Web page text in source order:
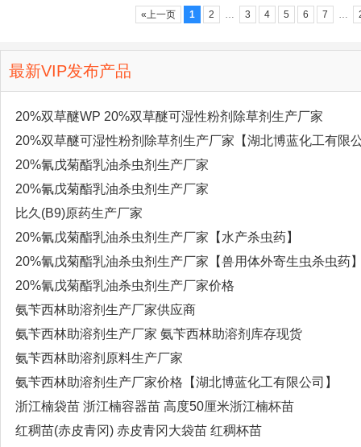
«上一页 1 2 … 3 4 5 6 7 …
最新VIP发布产品
20%双草醚WP 20%双草醚可湿性粉剂除草剂生产厂家
20%双草醚可湿性粉剂除草剂生产厂家【湖北博蓝化工有限
20%氰戊菊酯乳油杀虫剂生产厂家
20%氰戊菊酯乳油杀虫剂生产厂家
比久(B9)原药生产厂家
20%氰戊菊酯乳油杀虫剂生产厂家【水产杀虫药】
20%氰戊菊酯乳油杀虫剂生产厂家【兽用体外寄生虫杀虫药
20%氰戊菊酯乳油杀虫剂生产厂家价格
氨苄西林助溶剂生产厂家供应商
氨苄西林助溶剂生产厂家 氨苄西林助溶剂库存现货
氨苄西林助溶剂原料生产厂家
氨苄西林助溶剂生产厂家价格【湖北博蓝化工有限公司】
浙江楠袋苗 浙江楠容器苗 高度50厘米浙江楠杯苗
红稠苗(赤皮青冈) 赤皮青冈大袋苗 红稠杯苗